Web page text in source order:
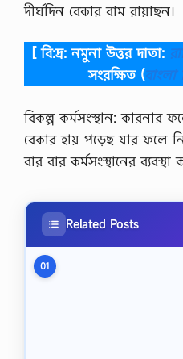
দীর্ঘদিন বেকার বাম রায়াছন।
[ বি:দ্র: নমুনা উত্তর দাতা:
সংরক্ষিত (বাংলা
বিকল্প কর্মসংস্থান:
বেকার হায় পড়েছ যার ফলে
বার বার কর্মসংস্থানের
Related Posts
01